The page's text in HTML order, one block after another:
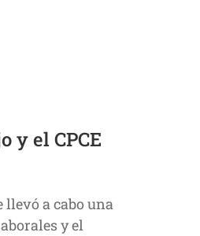
y el CPCE
llevó a cabo una
y el